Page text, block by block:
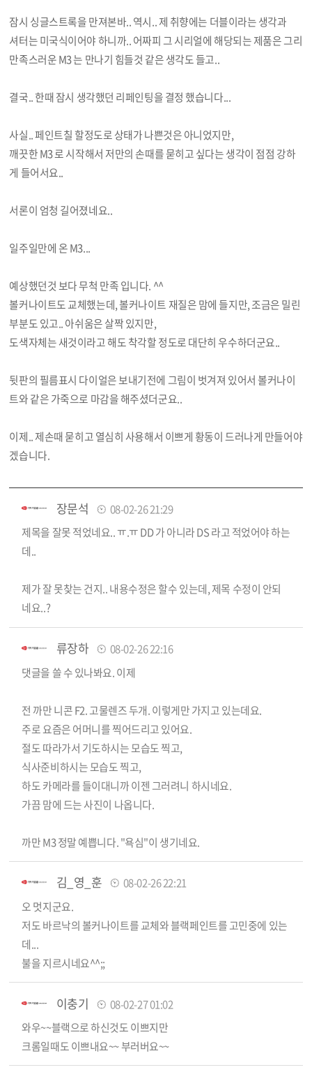
잠시 싱글스트록을 만져본바.. 역시.. 제 취향에는 더블이라는 생각과
셔터는 미국식이어야 하니까.. 어짜피 그 시리얼에 해당되는 제품은 그리
만족스러운 M3 는 만나기 힘들것 같은 생각도 들고..
결국.. 한때 잠시 생각했던 리페인팅을 결정 했습니다...
사실.. 페인트칠 할정도로 상태가 나쁜것은 아니었지만,
깨끗한 M3 로 시작해서 저만의 손때를 묻히고 싶다는 생각이 점점 강하
게 들어서요..
서론이 엄청 길어졌네요..
일주일만에 온 M3...
예상했던것 보다 무척 만족 입니다. ^^
볼커나이트도 교체했는데, 볼커나이트 재질은 맘에 들지만, 조금은 밀린
부분도 있고.. 아쉬움은 살짝 있지만,
도색자체는 새것이라고 해도 착각할 정도로 대단히 우수하더군요..
뒷판의 필름표시 다이얼은 보내기전에 그림이 벗겨져 있어서 볼커나이
트와 같은 가죽으로 마감을 해주셨더군요..
이제.. 제손때 묻히고 열심히 사용해서 이쁘게 황동이 드러나게 만들어야
겠습니다.
장문석
08-02-26 21:29
제목을 잘못 적었네요.. ㅠ.ㅠ DD 가 아니라 DS 라고 적었어야 하는
데..
제가 잘 못찾는 건지.. 내용수정은 할수 있는데, 제목 수정이 안되
네요..?
류장하
08-02-26 22:16
댓글을 쓸 수 있나봐요. 이제
전 까만 니콘 F2. 고물렌즈 두개. 이렇게만 가지고 있는데요.
주로 요즘은 어머니를 찍어드리고 있어요.
절도 따라가서 기도하시는 모습도 찍고,
식사준비하시는 모습도 찍고,
하도 카메라를 들이대니까 이젠 그러려니 하시네요.
가끔 맘에 드는 사진이 나옵니다.
까만 M3 정말 예쁩니다. "욕심"이 생기네요.
김_영_훈
08-02-26 22:21
오 멋지군요.
저도 바르낙의 볼커나이트를 교체와 블랙페인트를 고민중에 있는
데...
불을 지르시네요^^;;
이충기
08-02-27 01:02
와우~~블랙으로 하신것도 이쁘지만
크롬일때도 이쁘내요~~ 부러버요~~